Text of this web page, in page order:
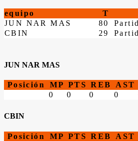
equipo T
JUN NAR MAS
80
CBIN
29
JUN NAR MAS
Posición MP PTS REB AST
0
0 0 0
CBIN
Posición MP PTS REB AST